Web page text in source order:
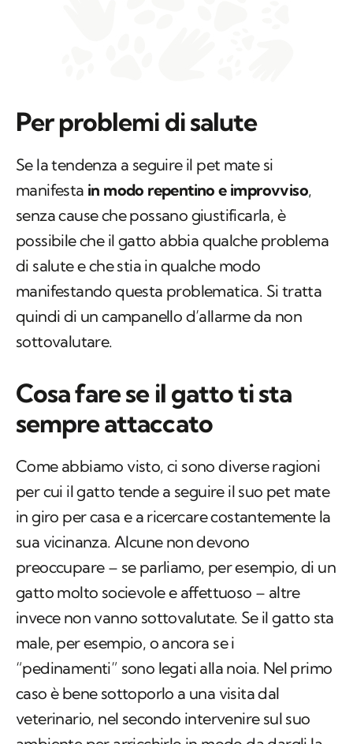
Perproblemi di salute
Se la tendenza a seguire il pet mate si
manifesta in modo repentino e improvviso,
senza cause che possano giustificarla, è
possibile che il gatto abbia qualche problema
di salute e che stia in qualche modo
manifestando questa problematica. Si tratta
quindi di un campanello d’allarme da non
sottovalutare.
Cosa fare se il gatto ti sta
sempre attaccato
Come abbiamo visto, ci sono diverse ragioni
per cui il gatto tende a seguire il suo pet mate
in giro per casa e a ricercare costantemente la
sua vicinanza. Alcune non devono
preoccupare – se parliamo, per esempio, di un
gatto molto socievole e affettuoso – altre
invece non vanno sottovalutate. Se il gatto sta
male, per esempio, o ancora se i
“pedinamenti” sono legati alla noia. Nel primo
caso è bene sottoporlo a una visita dal
veterinario, nel secondo intervenire sul suo